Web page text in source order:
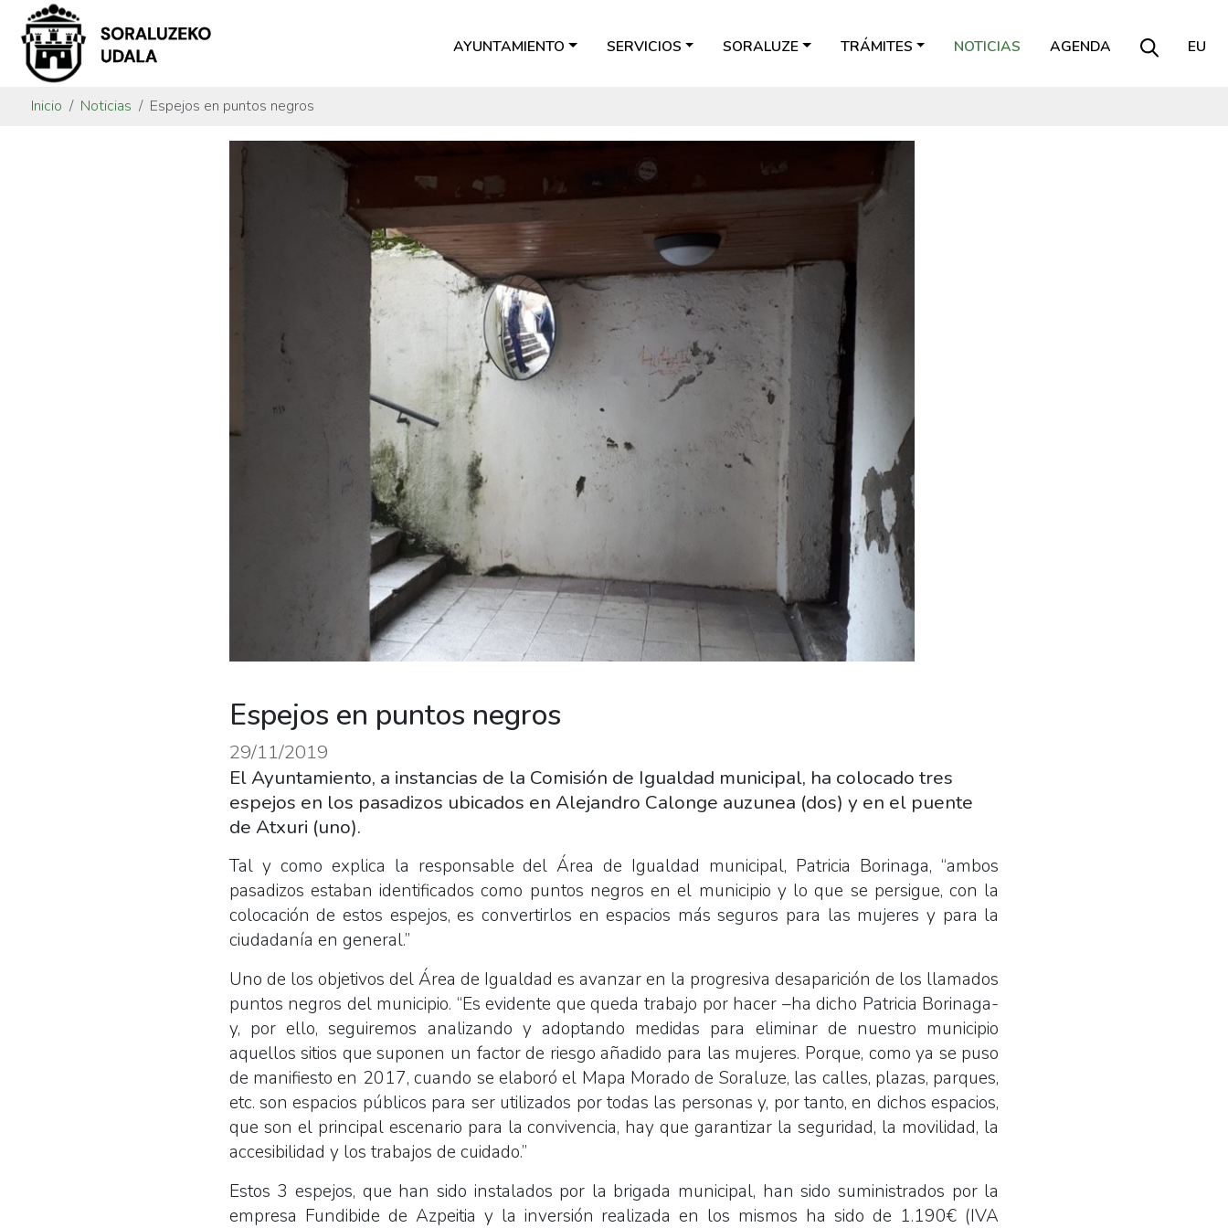
AYUNTAMIENTO SERVICIOS SORALUZE TRÁMITES NOTICIAS AGENDA EU
Inicio Noticias Espejos en puntos negros
Espejos en puntos negros
29/11/2019
El Ayuntamiento, a instancias de la Comisión de Igualdad municipal, ha colocado tres
espejos en los pasadizos ubicados en Alejandro Calonge auzunea (dos) y en el puente
de Atxuri (uno).
Tal y como explica la responsable del Área de Igualdad municipal, Patricia Borinaga, “ambos
pasadizos estaban identificados como puntos negros en el municipio y lo que se persigue, con la
colocación de estos espejos, es convertirlos en espacios más seguros para las mujeres y para la
ciudadanía en general.”
Uno de los objetivos del Área de Igualdad es avanzar en la progresiva desaparición de los llamados
puntos negros del municipio. “Es evidente que queda trabajo por hacer –ha dicho Patricia Borinaga-
y, por ello, seguiremos analizando y adoptando medidas para eliminar de nuestro municipio
aquellos sitios que suponen un factor de riesgo añadido para las mujeres. Porque, como ya se puso
de manifiesto en 2017, cuando se elaboró el Mapa Morado de Soraluze, las calles, plazas, parques,
etc. son espacios públicos para ser utilizados por todas las personas y, por tanto, en dichos espacios,
que son el principal escenario para la convivencia, hay que garantizar la seguridad, la movilidad, la
accesibilidad y los trabajos de cuidado.”
Estos 3 espejos, que han sido instalados por la brigada municipal, han sido suministrados por la
empresa Fundibide de Azpeitia y la inversión realizada en los mismos ha sido de 1.190€ (IVA